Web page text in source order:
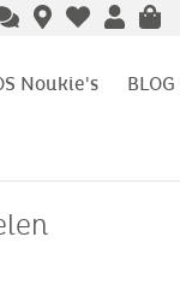
Noukie's BLOG